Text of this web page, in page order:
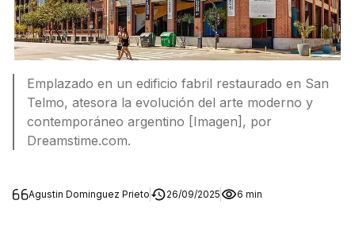
Emplazado en un edificio fabril restaurado en San
Telmo, atesora la evolución del arte moderno y
contemporáneo argentino [Imagen], por
Dreamstime.com.
Agustin Dominguez Prieto 26/09/2025 6 min